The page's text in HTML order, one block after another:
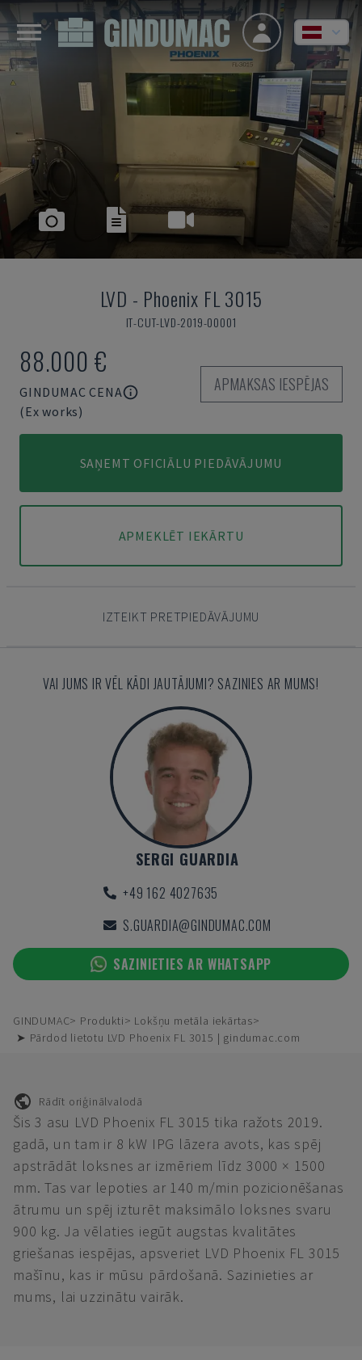
LVD - Phoenix FL 3015
IT-CUT-LVD-2019-00001
88.000 €
GINDUMAC CENA
(Ex works)
APMAKSAS IESPĒJAS
SAŅEMT OFICIĀLU PIEDĀVĀJUMU
APMEKLĒT IEKĀRTU
IZTEIKT PRETPIEDĀVĀJUMU
VAI JUMS IR VĒL KĀDI JAUTĀJUMI? SAZINIES AR MUMS!
SERGI GUARDIA
+49 162 4027635
S.GUARDIA@GINDUMAC.COM
SAZINIETIES AR WHATSAPP
GINDUMAC Produkti
Lokšņu metāla iekārtas
➤ Pārdod lietotu LVD Phoenix FL 3015 | gindumac.com
Rādīt oriģinālvalodā
Šis 3 asu LVD Phoenix FL 3015 tika ražots 2019.
gadā, un tam ir 8 kW IPG lāzera avots, kas spēj
apstrādāt loksnes ar izmēriem līdz 3000 × 1500
mm. Tas var lepoties ar 140 m/min pozicionēšanas
ātrumu un spēj izturēt maksimālo loksnes svaru
900 kg. Ja vēlaties iegūt augstas kvalitātes
griešanas iespējas, apsveriet LVD Phoenix FL 3015
mašīnu, kas ir mūsu pārdošanā. Sazinieties ar
mums, lai uzzinātu vairāk.